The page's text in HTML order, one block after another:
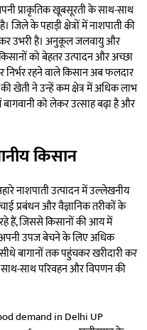
प्राकृतिक खूबसूरती के साथ-साथ
जिले के पहाड़ी क्षेत्रों में नाशपाती की
उभरी है। अनुकूल जलवायु और
को बेहतर उत्पादन और अच्छा
रहने वाले किसान अब फलदार
खेती ने उन्हें कम क्षेत्र में अधिक लाभ
बागवानी को लेकर उत्साह बढ़ा है और
किसान
नाशपाती उत्पादन में उल्लेखनीय
प्रबंधन और वैज्ञानिक तरीकों के
हैं, जिससे किसानों की आय में
अपनी उपज बेचने के लिए अधिक
बागानों तक पहुंचकर खरीदारी कर
साथ परिवहन और विपणन की